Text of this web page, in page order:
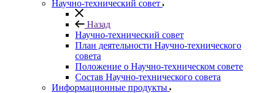
Научно-технический совет
Назад
Научно-технический совет
План деятельности Научно-технического
совета
Положение о Научно-техническом совете
Состав Научно-технического совета
Информационные продукты